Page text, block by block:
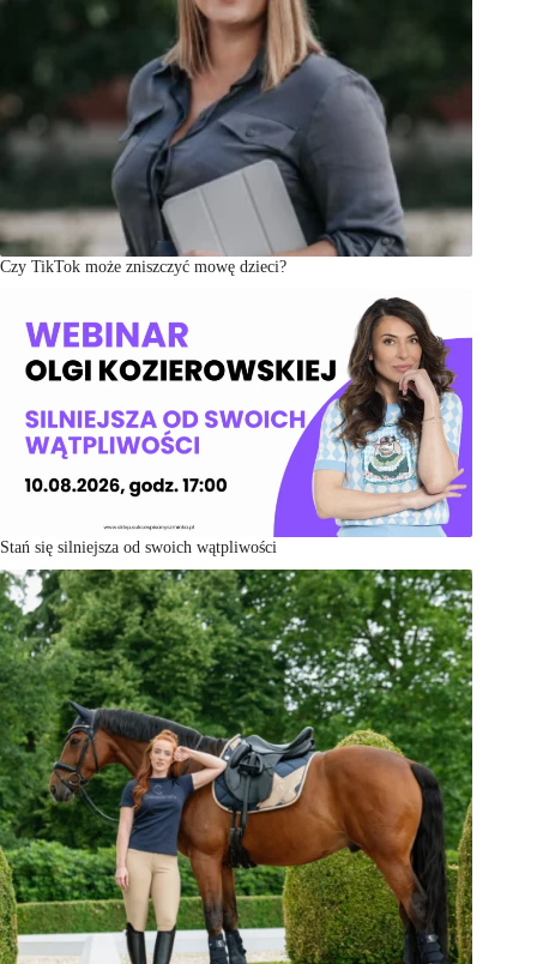
Czy TikTok może zniszczyć mowę dzieci?
Stań się silniejsza od swoich wątpliwości